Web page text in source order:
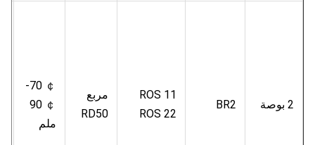
2 بوصة BR2
ROS 11
ROS 22
مربع
RD50
￠ 70-
￠ 90
ملم